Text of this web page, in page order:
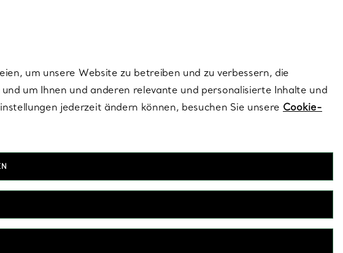
um unsere Website zu betreiben und zu verbessern, die
um Ihnen und anderen relevante und personalisierte Inhalte und
jederzeit ändern können, besuchen Sie unsere Cookie-